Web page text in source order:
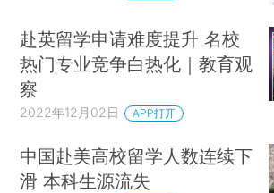
赴英留学申请难度提升 名校
热门专业竞争白热化｜教育观
察
2022年12月02日 APP打开
中国赴美高校留学人数连续下
滑 本科生源流失